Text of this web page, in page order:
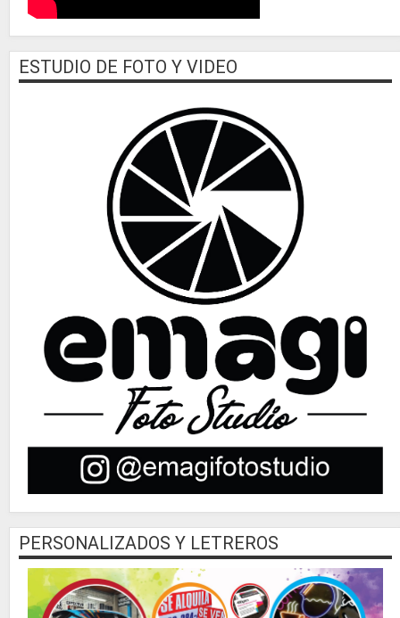
ESTUDIO DE FOTO Y VIDEO
PERSONALIZADOS Y LETREROS